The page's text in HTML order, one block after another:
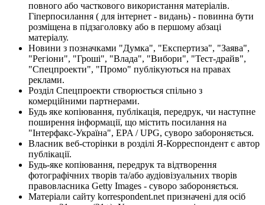
повного або часткового використання матеріалів.
Гіперпосилання ( для інтернет - видань) - повинна бути
розміщена в підзаголовку або в першому абзаці
матеріалу.
Новини з позначками "Думка", "Експертиза", "Заява",
"Регіони", "Гроші", "Влада", "Вибори", "Тест-драйв",
"Спецпроекти", "Промо" публікуються на правах
реклами.
Розділ Спецпроекти створюється спільно з
комерційними партнерами.
Будь яке копіювання, публікація, передрук, чи наступне
поширення інформації, що містить посилання на
"Інтерфакс-Україна", EPA / UPG, суворо забороняється.
Власник веб-сторінки в розділі Я-Корреспондент є автор
публікації.
Будь-яке копіювання, передрук та відтворення
фотографічних творів та/або аудіовізуальних творів
правовласника Getty Images - суворо забороняється.
Матеріали сайту korrespondent.net призначені для осіб